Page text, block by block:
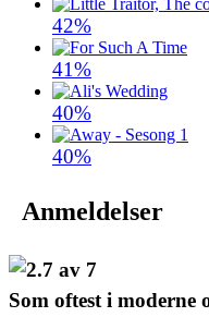
42%
41%
40%
40%
Anmeldelser
Som oftest i moderne